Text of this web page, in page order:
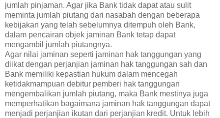
jumlah pinjaman. Agar jika Bank tidak dapat atau sulit
meminta jumlah piutang dari nasabah dengan beberapa
kebijakan yang telah sebelumnya ditempuh oleh Bank,
dalam pencairan objek jaminan Bank tetap dapat
mengambil jumlah piutangnya.
Agar nilai jaminan seperti jaminan hak tanggungan yang
diikat dengan perjanjian jaminan hak tanggungan sah dan
Bank memiliki kepastian hukum dalam mencegah
ketidakmampuan debitur pemberi hak tanggungan
mengembalikan jumlah piutang, maka Bank mestinya juga
memperhatikan bagaimana jaminan hak tanggungan dapat
menjadi perjanjian ikutan dari perjanjian kredit. Untuk lebih